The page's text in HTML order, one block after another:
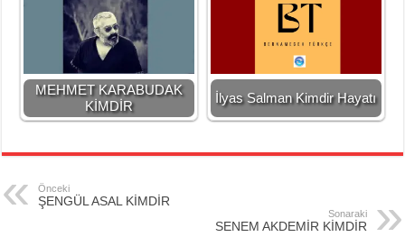
MEHMET KARABUDAK
KİMDİR
İlyas Salman Kimdir Hayatı
Önceki
ŞENGÜL ASAL KİMDİR
Sonaraki
SENEM AKDEMİR KİMDİR